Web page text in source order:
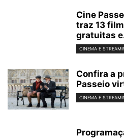
Cine
traz 13
gratuitas
CINEMA E
Confira a
Passeio
CINEMA E